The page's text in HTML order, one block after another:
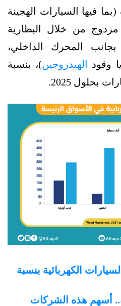
فيها السيارات الهجينة
مزدوج من خلال البطارية
بجانب المحرك الداخلي،
وقود
الهيدروجين)، بنسبة
الكهربائية بنسبة
أسهم هذه الشركات